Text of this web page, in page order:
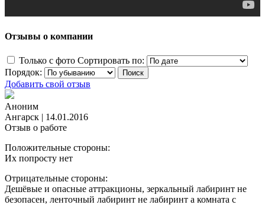
Отзывы о компании
Только с фото Сортировать по:
Порядок:
Добавить свой отзыв
Аноним
Ангарск | 14.01.2016
Отзыв о работе
Положительные стороны:
Их попросту нет
Отрицательные стороны:
Дешёвые и опасные аттракционы, зеркальный лабиринт не
безопасен, ленточный лабиринт не лабиринт а комната с